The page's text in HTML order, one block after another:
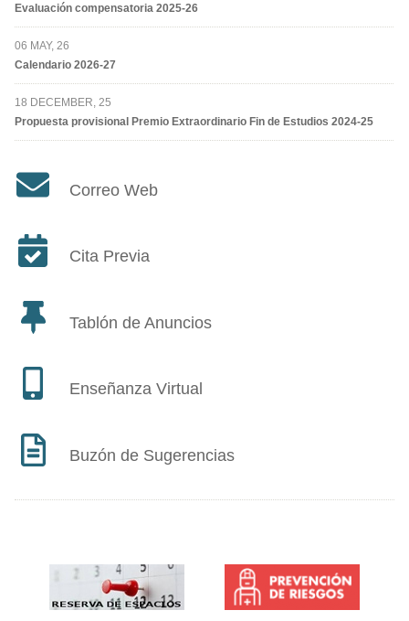
Evaluación compensatoria 2025-26
06 MAY, 26
Calendario 2026-27
18 DECEMBER, 25
Propuesta provisional Premio Extraordinario Fin de Estudios 2024-25
Correo Web
Cita Previa
Tablón de Anuncios
Enseñanza Virtual
Buzón de Sugerencias